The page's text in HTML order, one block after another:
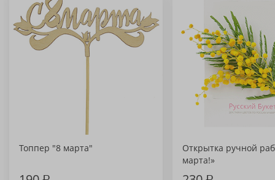
Топпер "8 марта"
Открытка ручной
марта!»